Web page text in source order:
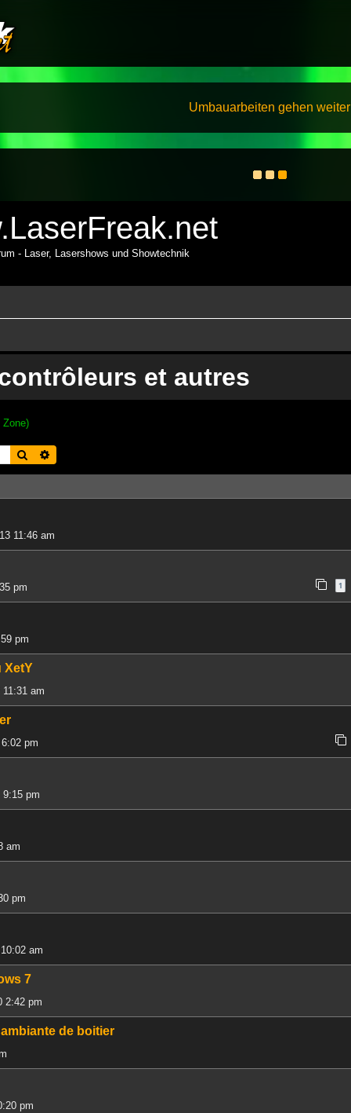
Umbauarbeiten gehen weiter
- Laser, Lasershows und Showtechnik
et autres
Zone)
Suche
11:46 am
pm 1
pm
XetY
am
pm
pm
am
pm
am
7
2:42 pm
de boitier
pm